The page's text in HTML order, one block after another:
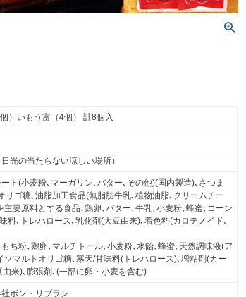
）いもう富（4個） 計8個入
光の当たらない涼しい場所）
ト(小麦粉､マーガリン､バター､その他)(国内製造)､さつま
リゴ糖､油脂加工食品(無脂肪牛乳､植物油脂､クリームチー
主要原料とする食品､鶏卵､バター､牛乳､小麦粉､蜂蜜､コーン
料､トレハロース､乳化剤(大豆由来)､着色料(カロテノイド､
ち粉､鶏卵､マルチトール､小麦粉､水飴､蜂蜜､天然調味液(ア
ソマルトオリゴ糖､寒天/甘味料(トレハロース)､増粘剤(カー
由来)､膨張剤､(一部に卵・小麦を含む)
ボン・リブラン